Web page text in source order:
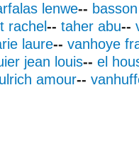
lenwe--
rachel-- taher abu--
laure-- vanhoye
jean louis-- el
amour--